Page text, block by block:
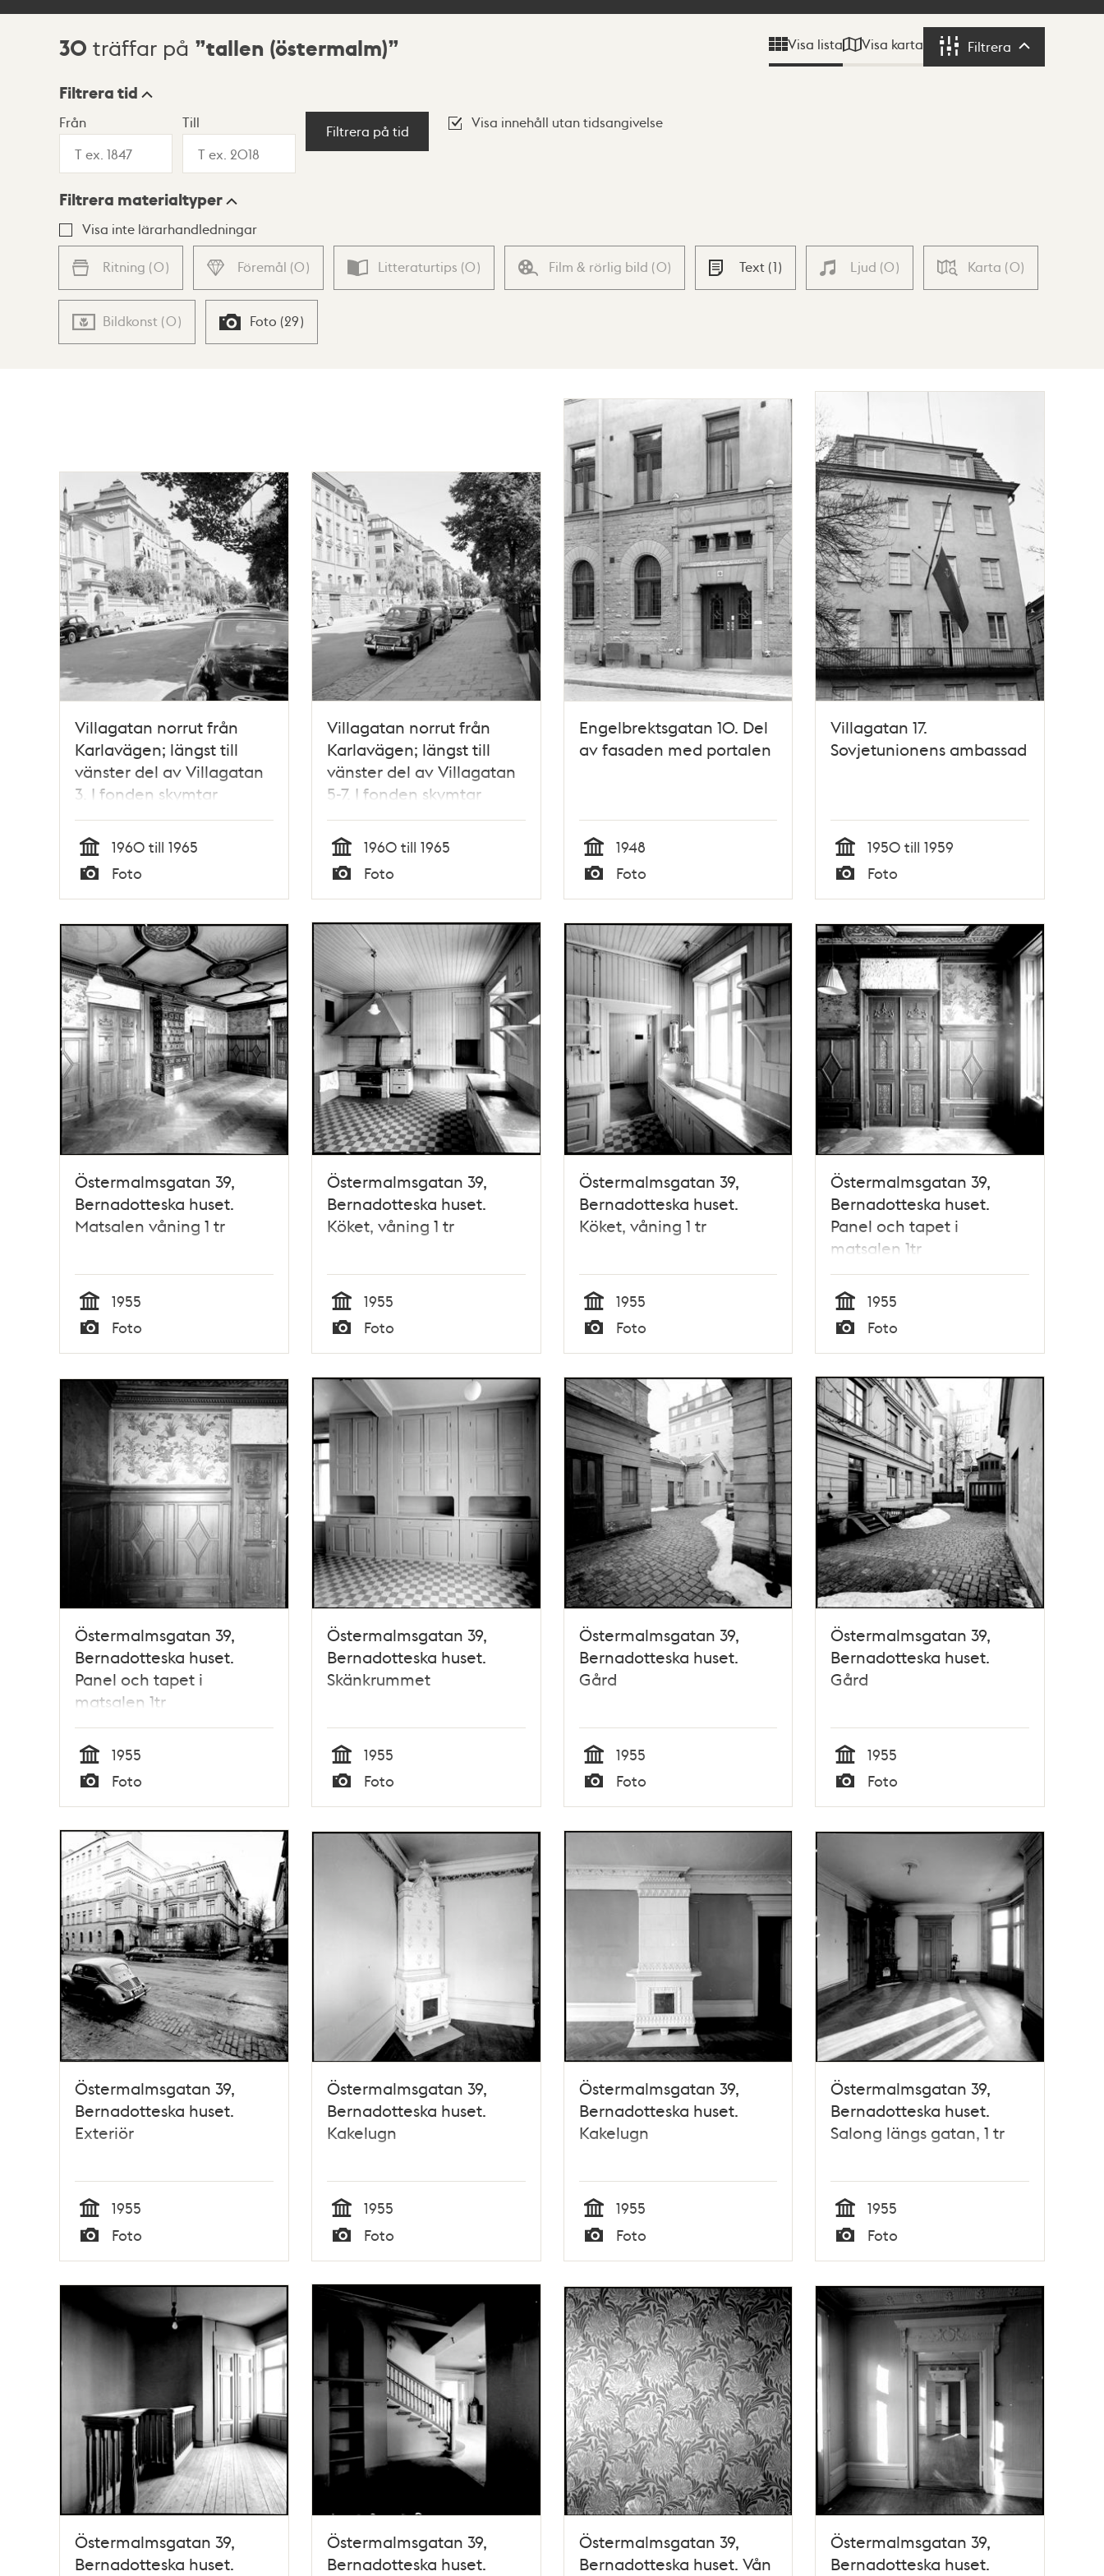
Sökresultat
30 träffar på tallen (östermalm) Visa lista Visa karta Filtrera Filtrera
Visningsläge
Lista Karta
Filtrera tid
Från Till
Filtrera på tid
Visa innehåll utan tidsangivelse
Filtrera materialtyper
Visa inte lärarhandledningar
Ritning (0) Föremål (0) Litteraturtips (0) Film & rörlig bild (0) Text (1) Ljud (0) Karta (0)
Bildkonst (0) Foto (29)
Villagatan norrut från
Karlavägen; längst till
vänster del av Villagatan
3. I fonden skymtar
bebyggelsen i kvarteret
Tallen upp till
Valhallavägen
Tid
1960 till 1965
Typ
Foto
Villagatan norrut från
Karlavägen; längst till
vänster del av Villagatan
5-7. I fonden skymtar
bebyggelsen i kvarteret
Tallen upp till
Valhallavägen
Tid
1960 till 1965
Typ
Foto
Engelbrektsgatan 10. Del
av fasaden med portalen
Tid
1948
Typ
Foto
Villagatan 17.
Sovjetunionens ambassad
Tid
1950 till 1959
Typ
Foto
Östermalmsgatan 39,
Bernadotteska huset.
Matsalen våning 1 tr
Tid
1955
Typ
Foto
Östermalmsgatan 39,
Bernadotteska huset.
Köket, våning 1 tr
Tid
1955
Typ
Foto
Östermalmsgatan 39,
Bernadotteska huset.
Köket, våning 1 tr
Tid
1955
Typ
Foto
Östermalmsgatan 39,
Bernadotteska huset.
Panel och tapet i
matsalen 1tr
Tid
1955
Typ
Foto
Östermalmsgatan 39,
Bernadotteska huset.
Panel och tapet i
matsalen 1tr
Tid
1955
Typ
Foto
Östermalmsgatan 39,
Bernadotteska huset.
Skänkrummet
Tid
1955
Typ
Foto
Östermalmsgatan 39,
Bernadotteska huset.
Gård
Tid
1955
Typ
Foto
Östermalmsgatan 39,
Bernadotteska huset.
Gård
Tid
1955
Typ
Foto
Östermalmsgatan 39,
Bernadotteska huset.
Exteriör
Tid
1955
Typ
Foto
Östermalmsgatan 39,
Bernadotteska huset.
Kakelugn
Tid
1955
Typ
Foto
Östermalmsgatan 39,
Bernadotteska huset.
Kakelugn
Tid
1955
Typ
Foto
Östermalmsgatan 39,
Bernadotteska huset.
Salong längs gatan, 1 tr
Tid
1955
Typ
Foto
Östermalmsgatan 39,
Bernadotteska huset.
Östermalmsgatan 39,
Bernadotteska huset.
Östermalmsgatan 39,
Bernadotteska huset. Vån
Östermalmsgatan 39,
Bernadotteska huset.